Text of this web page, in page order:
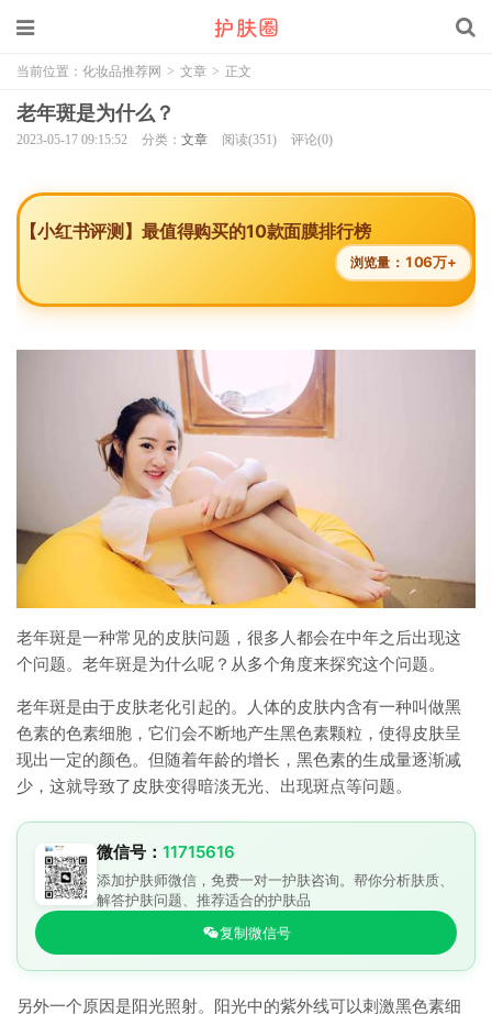
当前位置： 化妆品推荐网 > 文章 > 正文
老年斑是为什么？
2023-05-17 09:15:52 分类： 文章 阅读(351) 评论(0)
【小红书评测】最值得购买的10款面膜排行榜
浏览量： 106万+
老年斑是一种常见的皮肤问题，很多人都会在中年之后出现这
个问题。老年斑是为什么呢？从多个角度来探究这个问题。
老年斑是由于皮肤老化引起的。人体的皮肤内含有一种叫做黑
色素的色素细胞，它们会不断地产生黑色素颗粒，使得皮肤呈
现出一定的颜色。但随着年龄的增长，黑色素的生成量逐渐减
少，这就导致了皮肤变得暗淡无光、出现斑点等问题。
微信号： 11715616
添加护肤师微信，免费一对一护肤咨询。帮你分析肤质、
解答护肤问题、推荐适合的护肤品
复制微信号
另外一个原因是阳光照射。阳光中的紫外线可以刺激黑色素细